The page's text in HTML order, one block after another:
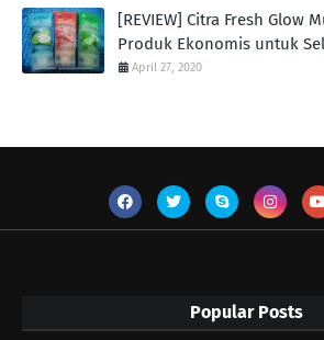
[REVIEW] Citra Fresh Glow
Produk Ekonomis untuk
April 27, 2020
Popular Posts